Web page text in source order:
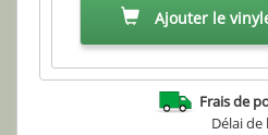
Ajouter le
Frais de
Délai